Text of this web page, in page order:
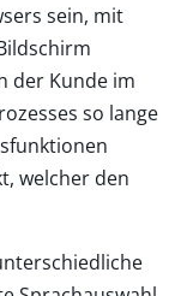
sein, mit
der Kunde im
so lange
welcher den